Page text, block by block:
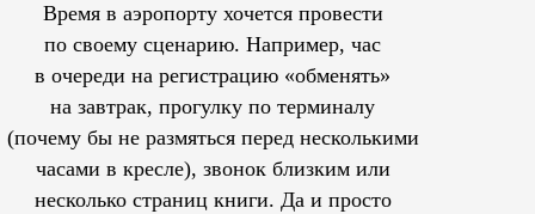
Время в аэропорту хочется провести
по своему сценарию. Например, час
в очереди на регистрацию «обменять»
на завтрак, прогулку по терминалу
(почему бы не размяться перед несколькими
часами в кресле), звонок близким или
несколько страниц книги. Да и просто